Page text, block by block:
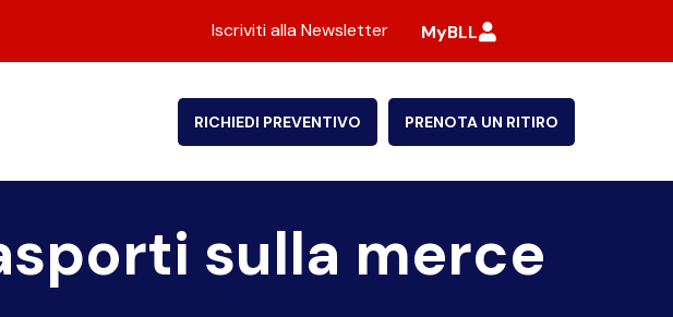
Iscriviti alla Newsletter MyBLL
RICHIEDI PREVENTIVO PRENOTA UN RITIRO
sulla merce